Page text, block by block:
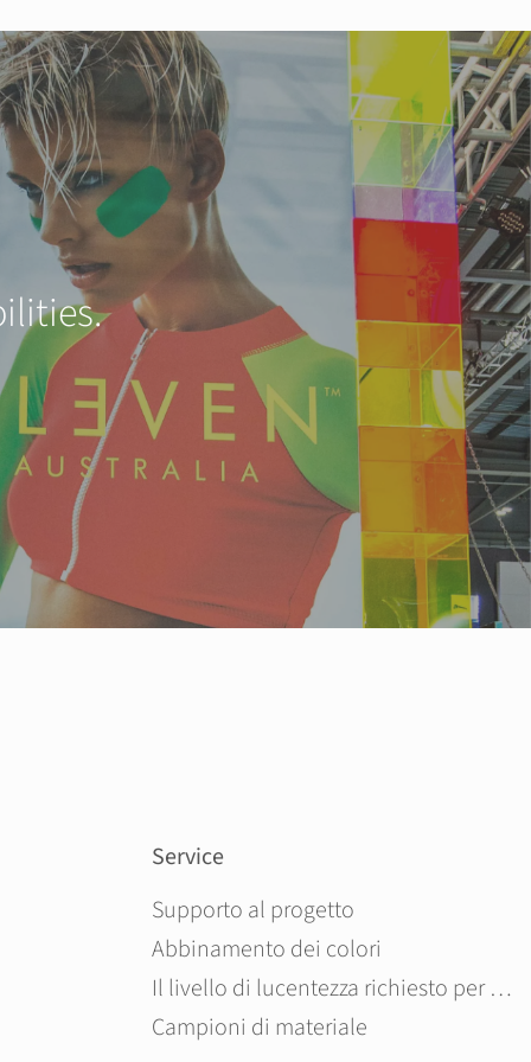
Service
Salta la navigazione
Supporto al progetto
Abbinamento dei colori
Il livello di lucentezza richiesto per il pannello in composito di alluminio
Campioni di materiale